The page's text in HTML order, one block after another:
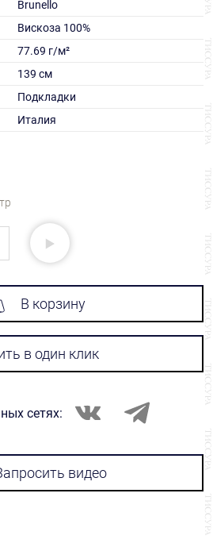
Brunello
Вискоза 100%
77.69 г/м²
139 см
Подкладки
Италия
В корзину
в один клик
сетях:
видео